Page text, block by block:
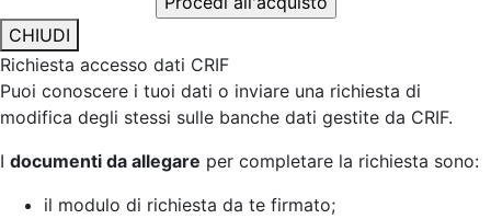
CHIUDI
Richiesta accesso dati CRIF
Puoi conoscere i tuoi dati o inviare una richiesta di
modifica degli stessi sulle banche dati gestite da CRIF.
I documenti da allegare per completare la richiesta sono:
il modulo di richiesta da te firmato;